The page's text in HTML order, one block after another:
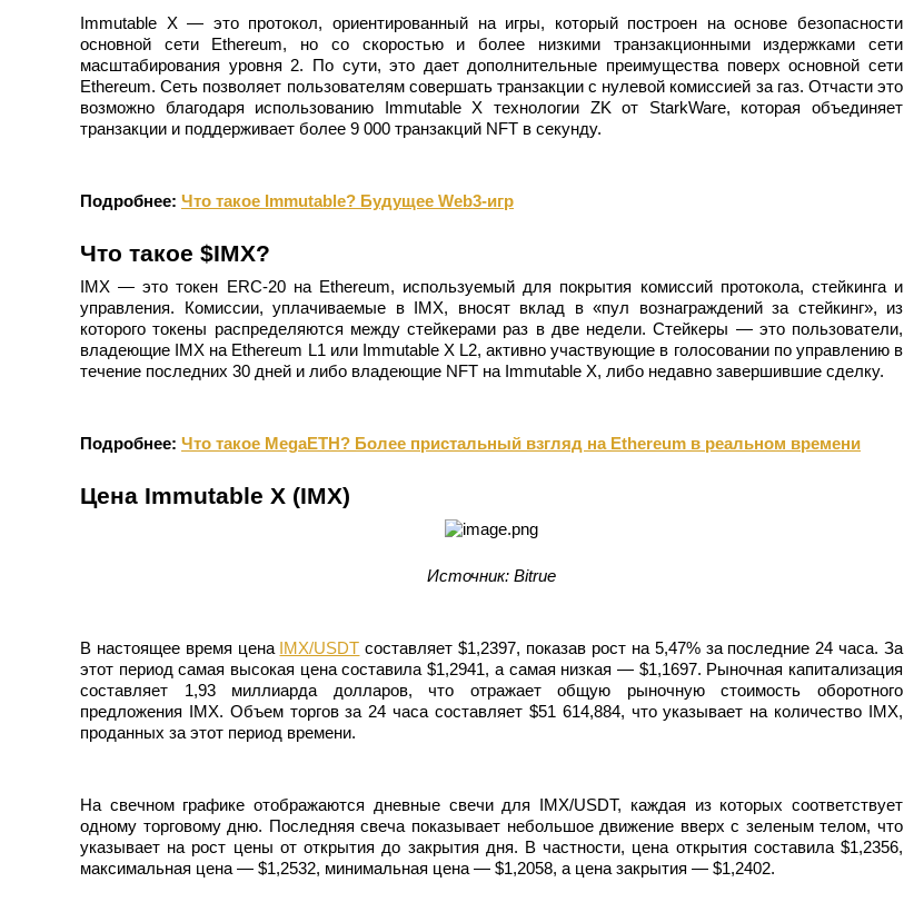
Присоединяйтесь к лучшим трейдерам
Станьте копи-трейдером
Наслаждайтесь распределением прибыли и комиссиями за копи-трейдинг
Immutable X — это протокол, ориентированный на игры, который построен на основе безопасности
основной сети Ethereum, но со скоростью и более низкими транзакционными издержками сети
масштабирования уровня 2. По сути, это дает дополнительные преимущества поверх основной сети
Ethereum. Сеть позволяет пользователям совершать транзакции с нулевой комиссией за газ. Отчасти это
возможно благодаря использованию Immutable X технологии ZK от StarkWare, которая объединяет
транзакции и поддерживает более 9 000 транзакций NFT в секунду.
Подробнее: Что такое Immutable? Будущее Web3-игр
Что такое $IMX?
IMX — это токен ERC-20 на Ethereum, используемый для покрытия комиссий протокола, стейкинга и
управления. Комиссии, уплачиваемые в IMX, вносят вклад в «пул вознаграждений за стейкинг», из
которого токены распределяются между стейкерами раз в две недели. Стейкеры — это пользователи,
владеющие IMX на Ethereum L1 или Immutable X L2, активно участвующие в голосовании по управлению в
течение последних 30 дней и либо владеющие NFT на Immutable X, либо недавно завершившие сделку.
Подробнее: Что такое MegaETH? Более пристальный взгляд на Ethereum в реальном времени
Цена Immutable X (IMX)
Источник: Bitrue
В настоящее время цена IMX/USDT составляет $1,2397, показав рост на 5,47% за последние 24 часа. За
этот период самая высокая цена составила $1,2941, а самая низкая — $1,1697. Рыночная капитализация
составляет 1,93 миллиарда долларов, что отражает общую рыночную стоимость оборотного
предложения IMX. Объем торгов за 24 часа составляет $51 614,884, что указывает на количество IMX,
проданных за этот период времени.
На свечном графике отображаются дневные свечи для IMX/USDT, каждая из которых соответствует
одному торговому дню. Последняя свеча показывает небольшое движение вверх с зеленым телом, что
указывает на рост цены от открытия до закрытия дня. В частности, цена открытия составила $1,2356,
максимальная цена — $1,2532, минимальная цена — $1,2058, а цена закрытия — $1,2402.